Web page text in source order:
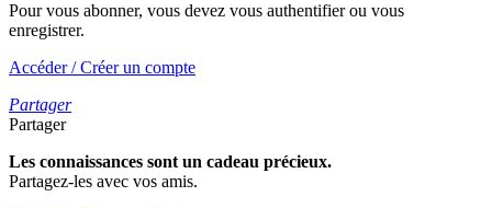
Pour vous abonner, vous devez vous authentifier ou vous
enregistrer.
Accéder / Créer un compte
Partager
Partager
Les connaissances sont un cadeau précieux.
Partagez-les avec vos amis.